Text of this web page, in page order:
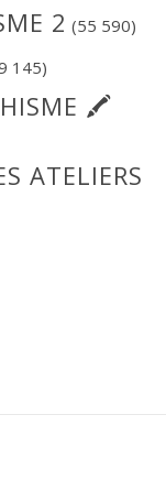
2 (55 590)
145)
🖍
ATELIERS